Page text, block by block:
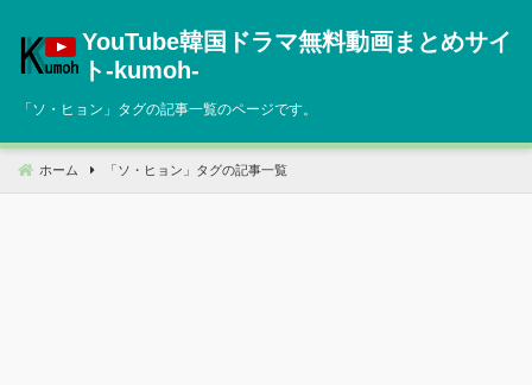
へ
動
YouTube韓国ドラマ無料動画まとめサイ
ト‐kumoh‐
「ソ・ヒョン 」タグの記事一覧のページです。
ホーム 「 ソ・ヒョン 」タグの記事一覧